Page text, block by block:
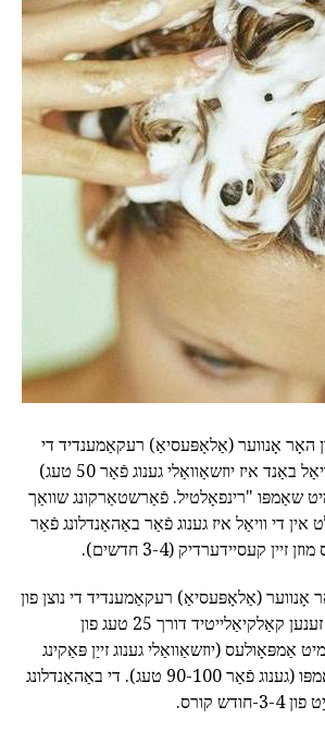
האָר אָנווער (אַלאָפּעסיאַ) רעקאַמענדיד די
נוצן פון די שמירעכץ (וויאַל באַנד איז יוזשאַוואַלי גענוג פֿאַר 50 טעג)
שאַמפּו "רינפאָלטיל. פֿאַרשטאַרקונג שוואַך
די וויאַל איז גענוג פֿאַר באַהאַנדלונג פֿאַר
אָנווער (אַלאָפּעסיאַ) רעקאַמענדיד די נוצן פון
טאַבלעץ (די אינהאַלט זענען קאַלקיאַלייטיד דורך 25 טעג פון
אַמפּאָולעס (יוזשאַוואַלי גענוג זייַן פּאַקינג
25-50 טעג) און אַ שאַמפּו (גענוג פֿאַר 90-100 טעג). די באַהאַנדלונג
קורס.